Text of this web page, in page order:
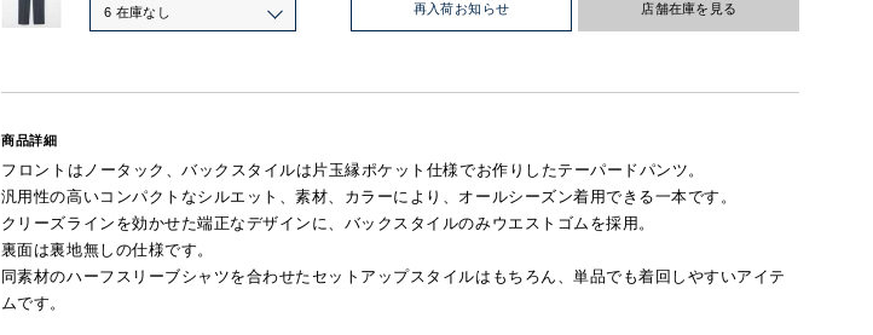
6 在庫なし 再入荷お知らせ 店舗在庫を見る
商品詳細
フロントはノータック、バックスタイルは片玉縁ポケット仕様でお作りしたテーパードパンツ。
汎用性の高いコンパクトなシルエット、素材、カラーにより、オールシーズン着用できる一本です。
クリーズラインを効かせた端正なデザインに、バックスタイルのみウエストゴムを採用。
裏面は裏地無しの仕様です。
同素材のハーフスリーブシャツを合わせたセットアップスタイルはもちろん、単品でも着回しやすいアイテ
ムです。